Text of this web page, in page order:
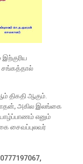
திகதி ஆகும்.
அகில இலங்கை
எனும்
சைவப்புலவர்
0777197067,